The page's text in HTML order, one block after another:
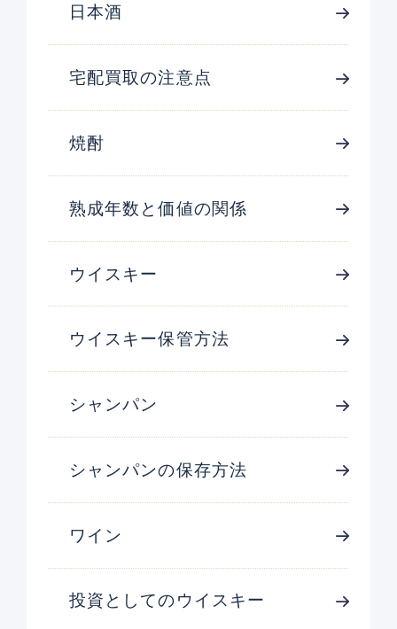
日本酒
宅配買取の注意点
焼酎
熟成年数と価値の関係
ウイスキー
ウイスキー保管方法
シャンパン
シャンパンの保存方法
ワイン
投資としてのウイスキー